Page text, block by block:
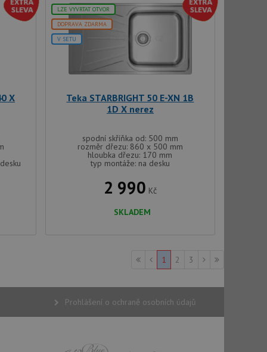
X
LZE VYVRTAT OTVOR
DOPRAVA ZDARMA
V SETU
Teka STARBRIGHT 50 E-XN 1B
1D X nerez
spodní skříňka od: 500 mm
rozměr dřezu: 860 x 500 mm
hloubka dřezu: 170 mm
typ montáže: na desku
2 990 Kč
SKLADEM
1 2 3
Prohlášení o ochraně osobních údajů
a
používá
koncový uživatel
používá novou